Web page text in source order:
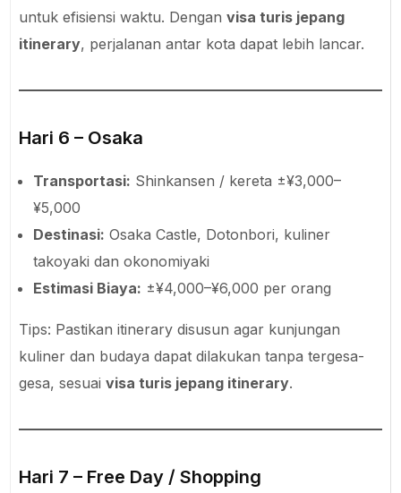
untuk efisiensi waktu. Denganvisa turis jepang
itinerary, perjalanan antar kota dapat lebih lancar.
Hari 6 – Osaka
Transportasi: Shinkansen / kereta ±¥3,000–
¥5,000
Destinasi: Osaka Castle, Dotonbori, kuliner
takoyaki dan okonomiyaki
Estimasi Biaya: ±¥4,000–¥6,000 per orang
Tips: Pastikan itinerary disusun agar kunjungan
kuliner dan budaya dapat dilakukan tanpa tergesa-
gesa, sesuaivisa turis jepang itinerary.
Hari 7 – Free Day / Shopping